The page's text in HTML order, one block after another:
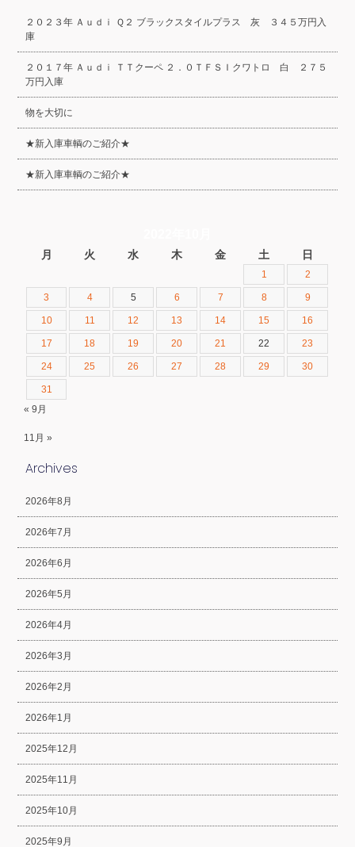
２０２３年 Ａｕｄｉ Ｑ２ ブラックスタイルプラス 灰 ３４５万円入
庫
２０１７年 Ａｕｄｉ ＴＴクーペ ２．０ＴＦＳＩクワトロ 白 ２７５
万円入庫
物を大切に
★新入庫車輌のご紹介★
★新入庫車輌のご紹介★
月 火 水 木 金 土 日
1 2
3 4 5 6 7 8 9
10 11 12 13 14 15 16
17 18 19 20 21 22 23
24 25 26 27 28 29 30
31
« 9月
11月 »
Archives
2026年8月
2026年7月
2026年6月
2026年5月
2026年4月
2026年3月
2026年2月
2026年1月
2025年12月
2025年11月
2025年10月
2025年9月